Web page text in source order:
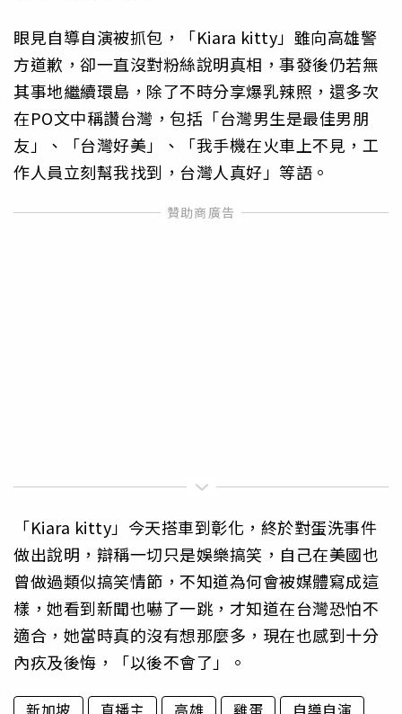
眼見自導自演被抓包，「Kiara kitty」雖向高雄警
方道歉，卻一直沒對粉絲說明真相，事發後仍若無
其事地繼續環島，除了不時分享爆乳辣照，還多次
在PO文中稱讚台灣，包括「台灣男生是最佳男朋
友」、「台灣好美」、「我手機在火車上不見，工
作人員立刻幫我找到，台灣人真好」等語。
「Kiara kitty」今天搭車到彰化，終於對蛋洗事件
做出說明，辯稱一切只是娛樂搞笑，自己在美國也
曾做過類似搞笑情節，不知道為何會被媒體寫成這
樣，她看到新聞也嚇了一跳，才知道在台灣恐怕不
適合，她當時真的沒有想那麼多，現在也感到十分
內疚及後悔，「以後不會了」。
新加坡 直播主 高雄 雞蛋 自導自演